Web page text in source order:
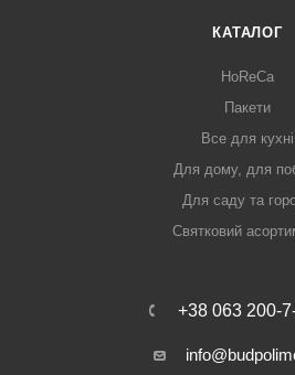
КАТАЛОГ
HoReCa
Пакети
Все для кухні
Для дому, для
Для саду та
Святковий
+38 063 200-